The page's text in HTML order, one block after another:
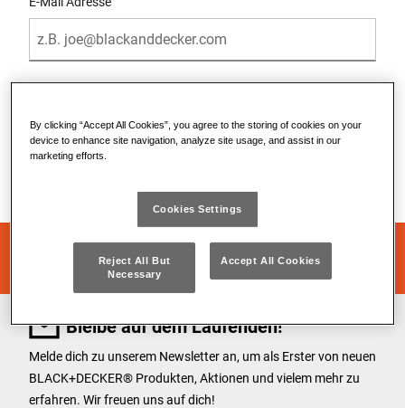
Zurück zur Anmeldeseite gehen
Bleibe auf dem Laufenden!
Melde dich zu unserem Newsletter an, um als Erster von neuen
BLACK+DECKER® Produkten, Aktionen und vielem mehr zu
erfahren. Wir freuen uns auf dich!
By clicking “Accept All Cookies”, you agree to the storing of cookies on your
device to enhance site navigation, analyze site usage, and assist in our
marketing efforts.
Cookies Settings
Reject All But
Necessary
Accept All Cookies